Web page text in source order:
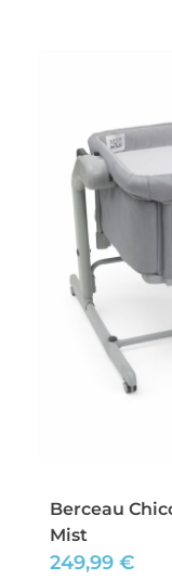
Berceau
Mist
249,99 €